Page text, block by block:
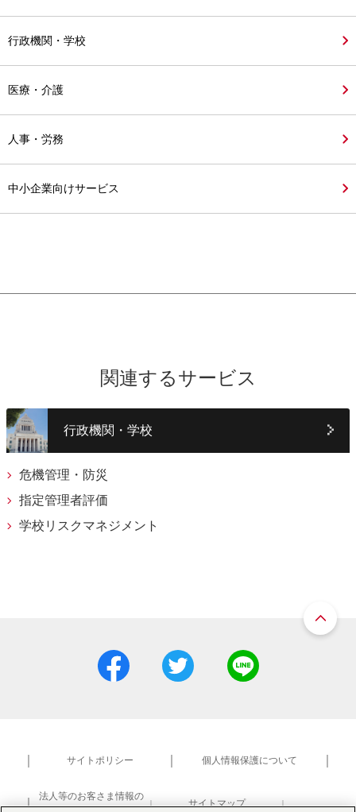
行政機関・学校
医療・介護
人事・労務
中小企業向けサービス
関連するサービス
行政機関・学校
危機管理・防災
指定管理者評価
学校リスクマネジメント
サイトポリシー 個人情報保護について
法人等のお客さま情報の
サイトマップ